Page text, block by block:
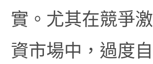
實。尤其在競爭
資市場中，過度